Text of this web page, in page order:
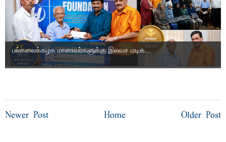
பல்கலைக்கழக மாணவர்களுக்கு இலவச மடிக...
Newer Post Older Post
Home